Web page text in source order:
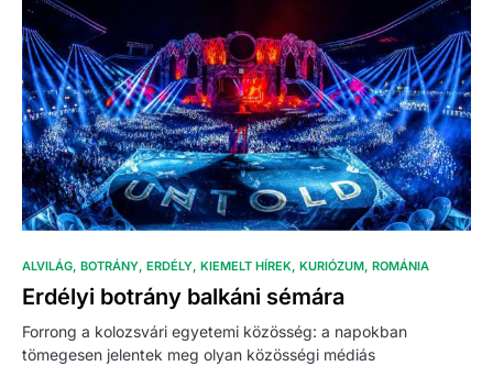
ALVILÁG BOTRÁNY ERDÉLY KIEMELT HÍREK KURIÓZUM ROMÁNIA
Erdélyi botrány balkáni sémára
Forrong a kolozsvári egyetemi közösség: a napokban
tömegesen jelentek meg olyan közösségi médiás